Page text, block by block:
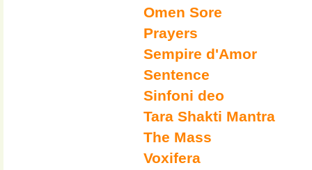
Omen Sore
Prayers
Sempire d'Amor
Sentence
Sinfoni deo
Tara Shakti Mantra
The Mass
Voxifera